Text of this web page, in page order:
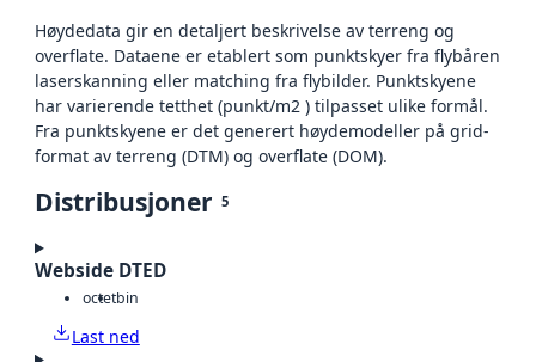
Høydedata gir en detaljert beskrivelse av terreng og
overflate. Dataene er etablert som punktskyer fra flybåren
laserskanning eller matching fra flybilder. Punktskyene
har varierende tetthet (punkt/m2 ) tilpasset ulike formål.
Fra punktskyene er det generert høydemodeller på grid-
format av terreng (DTM) og overflate (DOM).
Distribusjoner 5
Webside DTED
octetbin
Last ned